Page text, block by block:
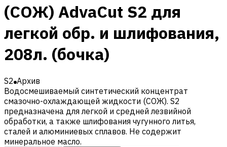
(СОЖ) AdvaСut S2 для
легкой обр. и шлифования,
208л. (бочка)
S2 Архив
Водосмешиваемый синтетический концентрат
смазочно-охлаждающей жидкости (СОЖ). S2
предназначена для легкой и средней лезвийной
обработки, а также шлифования чугунного литья,
сталей и алюминиевых сплавов. Не содержит
минеральное масло.